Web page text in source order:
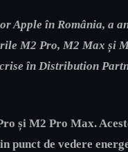
în România, a
M2 Pro, M2 Max și
în Distribution
și M2 Pro Max.
de vedere